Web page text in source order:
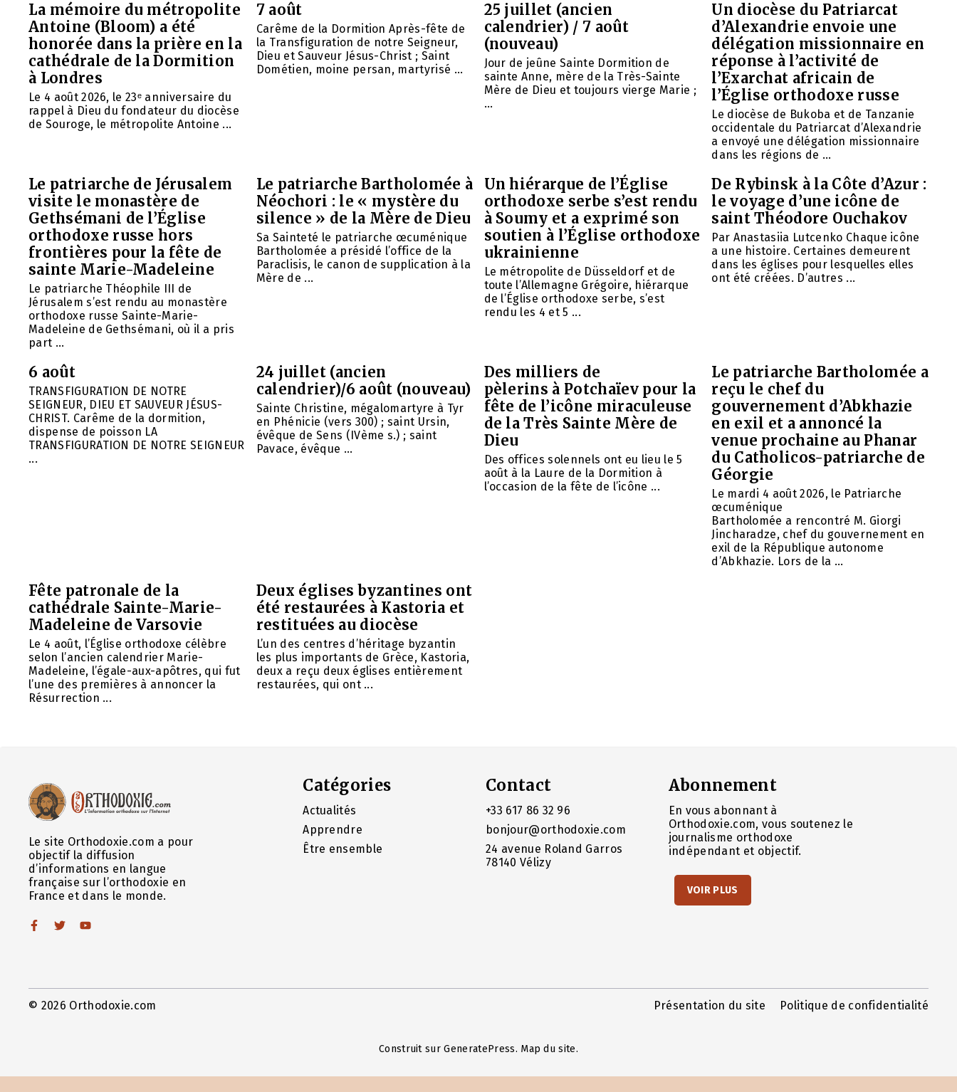
La mémoire du métropolite
Antoine (Bloom) a été
honorée dans la prière en la
cathédrale de la Dormition
à Londres
Le 4 août 2026, le 23ᵉ anniversaire du
rappel à Dieu du fondateur du diocèse
de Souroge, le métropolite Antoine ...
7 août
Carême de la Dormition Après-fête de
la Transfiguration de notre Seigneur,
Dieu et Sauveur Jésus-Christ ; Saint
Dométien, moine persan, martyrisé ...
25 juillet (ancien
calendrier) / 7 août
(nouveau)
Jour de jeûne Sainte Dormition de
sainte Anne, mère de la Très-Sainte
Mère de Dieu et toujours vierge Marie ;
...
Un diocèse du Patriarcat
d’Alexandrie envoie une
délégation missionnaire en
réponse à l’activité de
l’Exarchat africain de
l’Église orthodoxe russe
Le diocèse de Bukoba et de Tanzanie
occidentale du Patriarcat d’Alexandrie
a envoyé une délégation missionnaire
dans les régions de ...
Le patriarche de Jérusalem
visite le monastère de
Gethsémani de l’Église
orthodoxe russe hors
frontières pour la fête de
sainte Marie-Madeleine
Le patriarche Théophile III de
Jérusalem s’est rendu au monastère
orthodoxe russe Sainte-Marie-
Madeleine de Gethsémani, où il a pris
part ...
Le patriarche Bartholomée à
Néochori : le « mystère du
silence » de la Mère de Dieu
Sa Sainteté le patriarche œcuménique
Bartholomée a présidé l’office de la
Paraclisis, le canon de supplication à la
Mère de ...
Un hiérarque de l’Église
orthodoxe serbe s’est rendu
à Soumy et a exprimé son
soutien à l’Église orthodoxe
ukrainienne
Le métropolite de Düsseldorf et de
toute l’Allemagne Grégoire, hiérarque
de l’Église orthodoxe serbe, s’est
rendu les 4 et 5 ...
De Rybinsk à la Côte d’Azur :
le voyage d’une icône de
saint Théodore Ouchakov
Par Anastasiia Lutcenko Chaque icône
a une histoire. Certaines demeurent
dans les églises pour lesquelles elles
ont été créées. D’autres ...
6 août
TRANSFIGURATION DE NOTRE
SEIGNEUR, DIEU ET SAUVEUR JÉSUS-
CHRIST. Carême de la dormition,
dispense de poisson LA
TRANSFIGURATION DE NOTRE SEIGNEUR
...
24 juillet (ancien
calendrier)/6 août (nouveau)
Sainte Christine, mégalomartyre à Tyr
en Phénicie (vers 300) ; saint Ursin,
évêque de Sens (IVème s.) ; saint
Pavace, évêque ...
Des milliers de
pèlerins à Potchaïev pour la
fête de l’icône miraculeuse
de la Très Sainte Mère de
Dieu
Des offices solennels ont eu lieu le 5
août à la Laure de la Dormition à
l’occasion de la fête de l’icône ...
Le patriarche Bartholomée a
reçu le chef du
gouvernement d’Abkhazie
en exil et a annoncé la
venue prochaine au Phanar
du Catholicos-patriarche de
Géorgie
Le mardi 4 août 2026, le Patriarche
œcuménique
Bartholomée a rencontré M. Giorgi
Jincharadze, chef du gouvernement en
exil de la République autonome
d’Abkhazie. Lors de la ...
Fête patronale de la
cathédrale Sainte-Marie-
Madeleine de Varsovie
Le 4 août, l’Église orthodoxe célèbre
selon l’ancien calendrier Marie-
Madeleine, l’égale-aux-apôtres, qui fut
l’une des premières à annoncer la
Résurrection ...
Deux églises byzantines ont
été restaurées à Kastoria et
restituées au diocèse
L’un des centres d’héritage byzantin
les plus importants de Grèce, Kastoria,
deux a reçu deux églises entièrement
restaurées, qui ont ...
Le site Orthodoxie.com a pour
objectif la diffusion
d’informations en langue
française sur l’orthodoxie en
France et dans le monde.
Catégories
Actualités
Apprendre
Être ensemble
Contact
+33 617 86 32 96
bonjour@orthodoxie.com
24 avenue Roland Garros
78140 Vélizy
Abonnement
En vous abonnant à
Orthodoxie.com, vous soutenez le
journalisme orthodoxe
indépendant et objectif.
VOIR PLUS
© 2026 Orthodoxie.com Présentation du site Politique de confidentialité
Construit surGeneratePress. Map du site.